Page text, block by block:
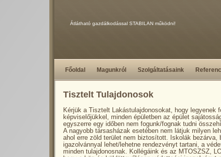
Átlátható gazdálkodással STABILAN működni!
Főoldal Magunkról Szolgáltatásaink
Tisztelt Tulajdonosok
Kérjük a Tisztelt Lakástulajdonosokat, hogy legyenek
képviselőjükkel, minden épületben az épület
egyszerre egy időben nem fogunk/fognak tudni
A nagyobb társasházak esetében nem látjuk milyen
ahol erre zöld terület nem biztosított. Iskolák bezárva,
igazolvánnyal lehet/lehetne rendezvényt tartani, a
minden tulajdonosnak. Kollégáink és az MTOSZSZ,